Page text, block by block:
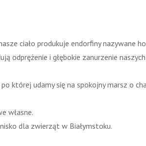
ciało produkuje endorfiny nazywane
odprężenie i głębokie zanurzenie
której udamy się na spokojny marsz o
własne.
dla zwierząt w Białymstoku.